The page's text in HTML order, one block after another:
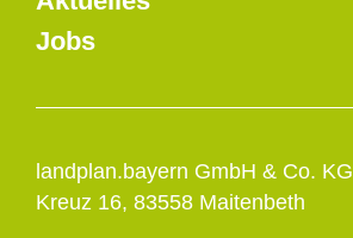
landplan.bayern GmbH & Co. KG
Kreuz 16, 83558 Maitenbeth
Jobs